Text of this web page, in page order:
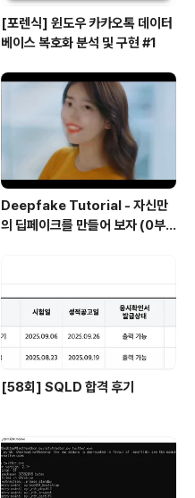
[포렌식] 윈도우 카카오톡 데이터
베이스 복호화 분석 및 구현 #1
Deepfake Tutorial - 자신만
의 딥페이크를 만들어 보자 (0부
[58회] SQLD 합격 후기